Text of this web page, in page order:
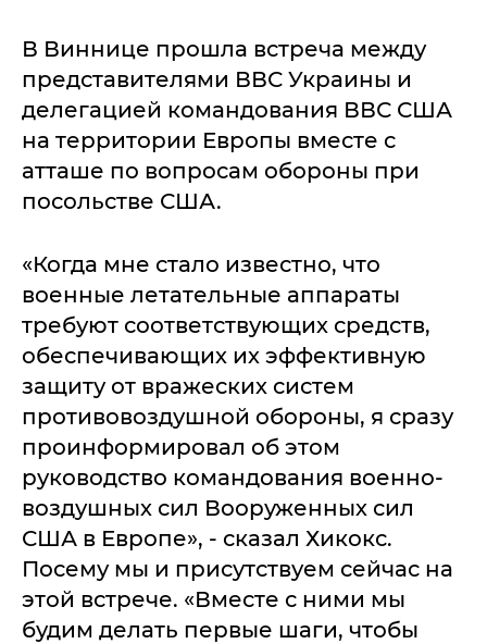
В Виннице прошла встреча между
представителями ВВС Украины и
делегацией командования ВВС США
на территории Европы вместе с
атташе по вопросам обороны при
посольстве США.
«Когда мне стало известно, что
военные летательные аппараты
требуют соответствующих средств,
обеспечивающих их эффективную
защиту от вражеских систем
противовоздушной обороны, я сразу
проинформировал об этом
руководство командования военно-
воздушных сил Вооруженных сил
США в Европе», - сказал Хикокс.
Посему мы и присутствуем сейчас на
этой встрече. «Вместе с ними мы
будим делать первые шаги, чтобы